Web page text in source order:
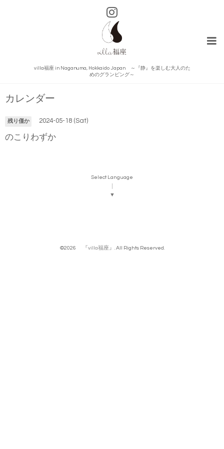
villa福座 in Naganuma, Hokkaido Japan ～『静』を楽しむ大人のた
めのグランピング～
カレンダー
残り僅か 2024-05-18 (Sat)
のこりわずか
Select Language
▼
©2026 『villa福座』 . All Rights Reserved.